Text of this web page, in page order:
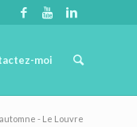
moi
- Le Louvre